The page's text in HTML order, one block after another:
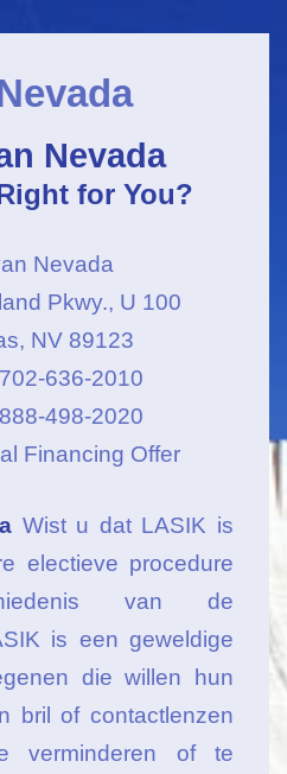
Nevada
Nevada
Pkwy., U 100
NV 89123
636-2010
498-2020
Wist u dat LASIK is
electieve procedure
van de
is een geweldige
die willen hun
bril of contactlenzen
verminderen of te